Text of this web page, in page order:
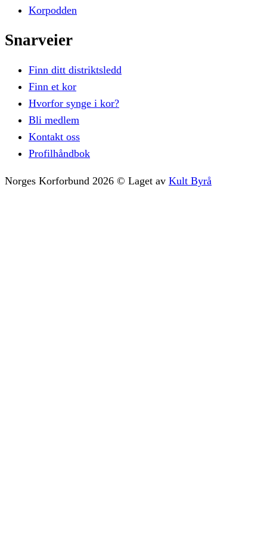
Korpodden
Snarveier
Finn ditt distriktsledd
Finn et kor
Hvorfor synge i kor?
Bli medlem
Kontakt oss
Profilhåndbok
Norges Korforbund 2026 © Laget av Kult Byrå